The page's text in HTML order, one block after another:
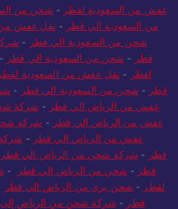
شحن من السعودية الى قطر - شحن
عفش من السعودية لقطر -شحن من
من السعودية الي قطر - نقل عفش
شحن من السعودية الي قطر
-
قطر
-شحن من السعودية الي قطر-
لقطر - نقل عفش من السعودية
قطر - شحن من السعودية الي قطر-
عفش من الرياض الي قطر-شركة
عفش من الرياض الي قطر
-شركة
عفش من الرياض الي قطر-
قطر- شركة شحن من الرياض الي قطر
قطر- شحن من الرياض الي قطر-
لقطر-شحن بري من الرياض الي قطر